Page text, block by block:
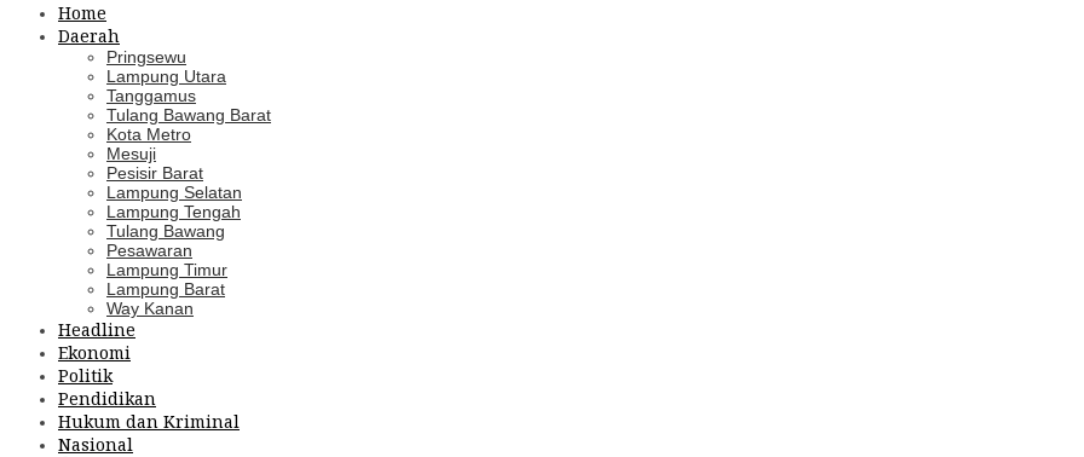
Home
Daerah
Pringsewu
Lampung Utara
Tanggamus
Tulang Bawang Barat
Kota Metro
Mesuji
Pesisir Barat
Lampung Selatan
Lampung Tengah
Tulang Bawang
Pesawaran
Lampung Timur
Lampung Barat
Way Kanan
Headline
Ekonomi
Politik
Pendidikan
Hukum dan Kriminal
Nasional